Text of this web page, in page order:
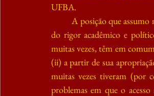
UFBA.
A posição que
do rigor acadêmico e
muitas vezes, têm em
(ii) a partir de sua
muitas vezes tiveram (por
problemas em que o